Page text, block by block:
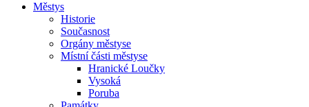
Městys
Historie
Současnost
Orgány městyse
Místní části městyse
Hranické Loučky
Vysoká
Poruba